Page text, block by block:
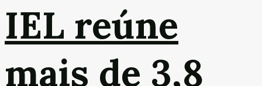
IEL reúne
mais de 3,8